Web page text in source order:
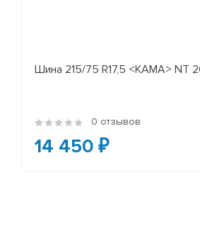
Шина 215/75 R17,5 <КАМА> NT
0 отзывов
14 450 ₽